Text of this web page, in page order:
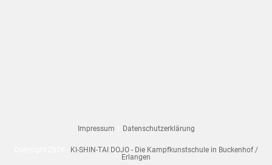
Impressum Datenschutzerklärung
KI-SHIN-TAI DOJO - Die Kampfkunstschule in Buckenhof /
Erlangen